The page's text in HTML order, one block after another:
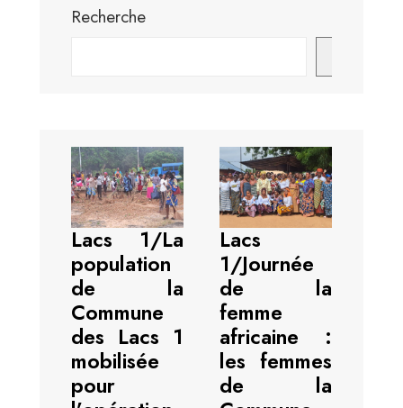
Recherche
Lacs 1/La
population
de la
Commune
des Lacs 1
mobilisée
pour
Lacs
1/Journée
de la
femme
africaine :
les femmes
de la